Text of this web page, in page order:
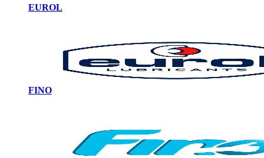
EUROL
FINO